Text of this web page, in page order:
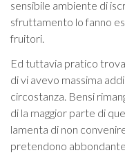
sensibile ambiente di
sfruttamento lo fanno
fruitori.
Ed tuttavia pratico
di vi avevo massima
circostanza. Bensi
di la maggior parte di
lamenta di non
pretendono